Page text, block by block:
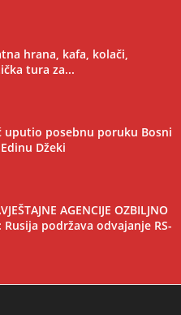
hrana, kafa, kolači,
tura za...
uputio posebnu poruku Bosni
Džeki
AGENCIJE OZBILJNO
Rusija podržava odvajanje RS-